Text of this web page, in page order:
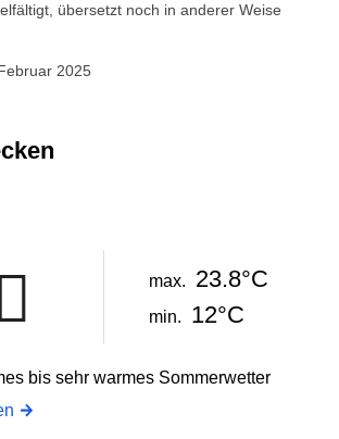
übersetzt noch in anderer Weise
2025
max. 23.8°C
min. 12°C
bis sehr warmes Sommerwetter